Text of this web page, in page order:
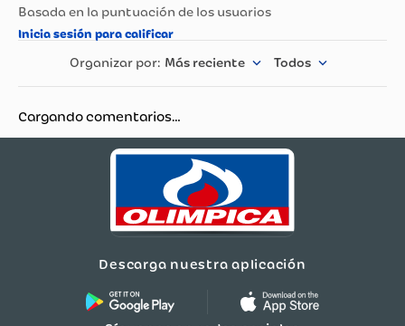
Garantía
3 meses por defectos de
Material PVC
Rango de Edad
Referencia:
7219001BLK
Materiales:PVC, Metal
Número
SIC:800078108
Fabricante o
Products S.A
NIT:800078108-4
País de Origen:China
Más reciente Todos
Cargando comentarios…
Descarga nuestra aplicación